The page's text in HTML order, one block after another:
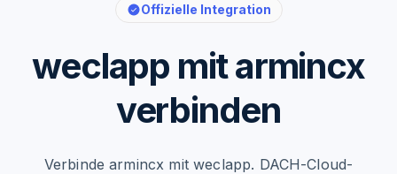
Offizielle Integration
weclapp mit armincx
verbinden
Verbinde armincx mit weclapp. DACH-Cloud-